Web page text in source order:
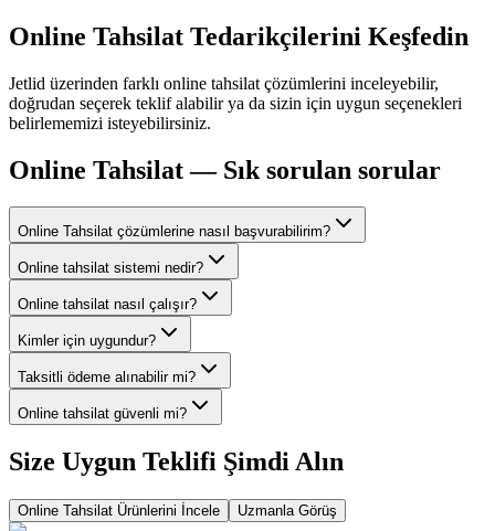
Online Tahsilat Tedarikçilerini Keşfedin
Jetlid üzerinden farklı online tahsilat çözümlerini inceleyebilir,
doğrudan seçerek teklif alabilir ya da sizin için uygun seçenekleri
belirlememizi isteyebilirsiniz.
Online Tahsilat— Sık sorulan sorular
Online Tahsilat çözümlerine nasıl başvurabilirim?
Online tahsilat sistemi nedir?
Online tahsilat nasıl çalışır?
Kimler için uygundur?
Taksitli ödeme alınabilir mi?
Online tahsilat güvenli mi?
Size Uygun Teklifi Şimdi Alın
Online Tahsilat Ürünlerini İncele Uzmanla Görüş